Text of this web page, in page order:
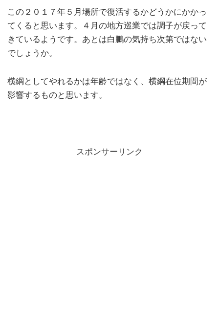
この２０１７年５月場所で復活するかどうかにかかっ
てくると思います。４月の地方巡業では調子が戻って
きているようです。あとは白鵬の気持ち次第ではない
でしょうか。
横綱としてやれるかは年齢ではなく、横綱在位期間が
影響するものと思います。
スポンサーリンク